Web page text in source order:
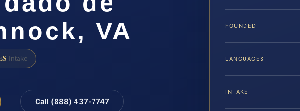
VA
Intake
Call (888) 437-7747
FOUNDED
LANGUAGES
INTAKE